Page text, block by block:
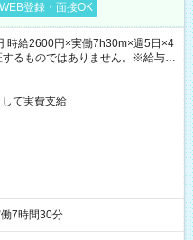
WEB登録・面接OK
給2600円×実働7h30m×週5日×4
るものではありません。※給与即
件有）
て実費支給
7時間30分